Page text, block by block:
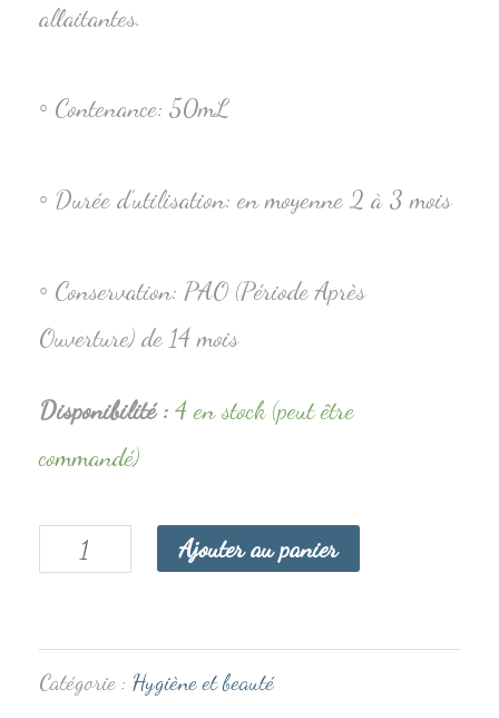
allaitantes.
◦ Contenance: 50mL
◦ Durée d’utilisation: en moyenne 2 à 3 mois
◦ Conservation: PAO (Période Après
Ouverture) de 14 mois
Disponibilité : 4 en stock (peut être
commandé)
Ajouter au panier
Catégorie : Hygiène et beauté